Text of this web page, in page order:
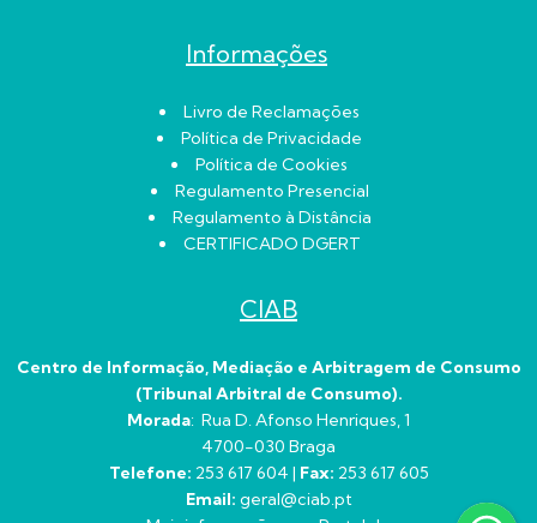
Informações
Livro de Reclamações
Política de Privacidade
Política de Cookies
Regulamento Presencial
Regulamento à Distância
CERTIFICADO DGERT
CIAB
Centro de Informação, Mediação e Arbitragem de Consumo
(Tribunal Arbitral de Consumo).
Morada: Rua D. Afonso Henriques, 1
4700-030 Braga
Telefone: 253 617 604 | Fax: 253 617 605
Email: geral@ciab.pt